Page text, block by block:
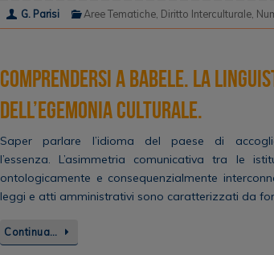
G. Parisi Aree Tematiche, Diritto Interculturale,
Comprendersi a Babele. La
dell’egemonia culturale.
Saper parlare l’idioma del paese di
l’essenza. L’asimmetria comunicativa tra le
ontologicamente e consequenzialmente
leggi e atti amministrativi sono caratterizzati da
Continua…